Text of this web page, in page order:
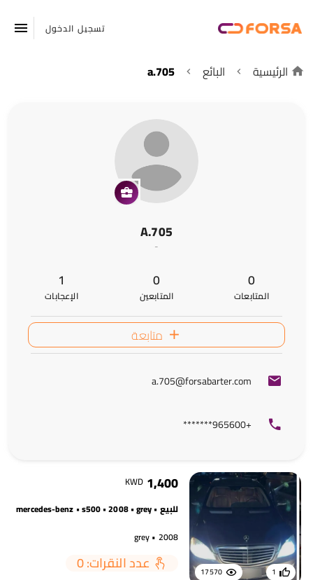
تسجيل الدخول
الرئيسية البائع a.705
A.705
-
0
المتابعات
0
المتابعين
1
الإعجابات
متابعة
a.705@forsabarter.com
+965600*******
17570 1
1,400
KWD
للبيع • mercedes-benz • s500 • 2008 • grey
2008 • grey
عدد النقرات: 0